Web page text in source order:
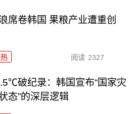
席卷韩国 果粮产业遭重创
阅读 2327
破纪录：韩国宣布“国家灾
态”的深层逻辑